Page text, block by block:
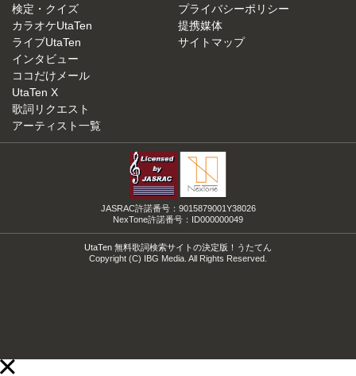
検定・クイズ
カラオケUtaTen
ライブUtaTen
インタビュー
ココだけメール
UtaTen X
歌詞リクエスト
アーティスト一覧
プライバシーポリシー
提携媒体
サイトマップ
JASRAC許諾番号：9015879001Y38026
NexTone許諾番号：ID000000049
UtaTen 無料歌詞検索サイトの決定版！うたてん
Copyright (C) IBG Media. All Rights Reserved.